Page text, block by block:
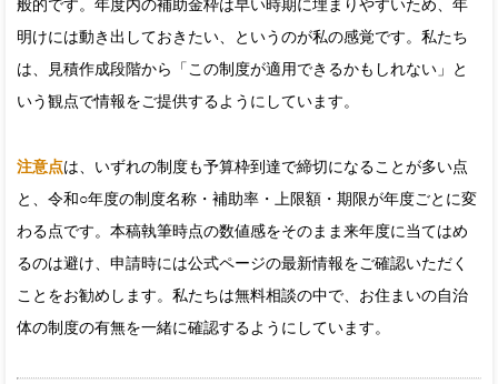
般的です。年度内の補助金枠は早い時期に埋まりやすいため、年
明けには動き出しておきたい、というのが私の感覚です。私たち
は、見積作成段階から「この制度が適用できるかもしれない」と
いう観点で情報をご提供するようにしています。
注意点は、いずれの制度も予算枠到達で締切になることが多い点
と、令和○年度の制度名称・補助率・上限額・期限が年度ごとに変
わる点です。本稿執筆時点の数値感をそのまま来年度に当てはめ
るのは避け、申請時には公式ページの最新情報をご確認いただく
ことをお勧めします。私たちは無料相談の中で、お住まいの自治
体の制度の有無を一緒に確認するようにしています。